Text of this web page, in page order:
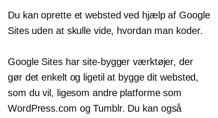
Du kan oprette et websted ved hjælp af Google
Sites uden at skulle vide, hvordan man koder.
Google Sites harsite-bygger værktøjer, der
gør det enkelt og ligetil at bygge dit websted,
som du vil, ligesom andre platforme som
WordPress.com og Tumblr. Du kan også